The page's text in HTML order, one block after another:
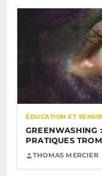
ÉDUCATION ET
GREENWASHING
PRATIQUES
THOMAS MERCIER